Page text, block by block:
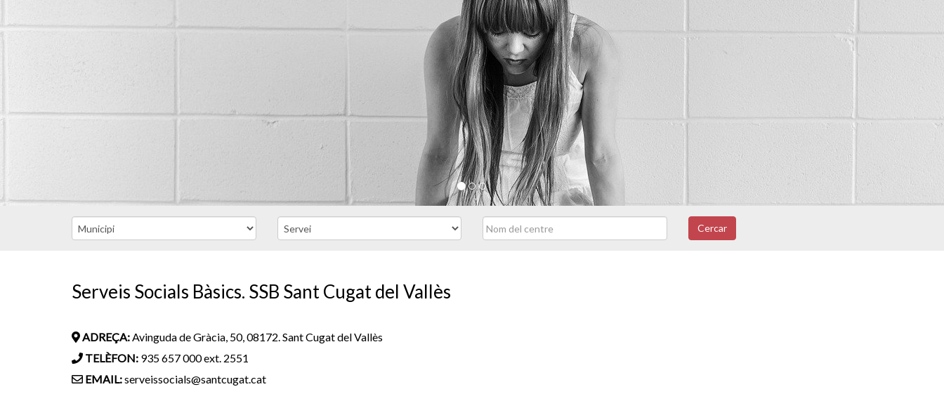
Cercar
Serveis Socials Bàsics. SSB Sant Cugat del Vallès
ADREÇA:Avinguda de Gràcia, 50, 08172. Sant Cugat del Vallès
TELÈFON: 935 657 000 ext. 2551
EMAIL:serveissocials@santcugat.cat